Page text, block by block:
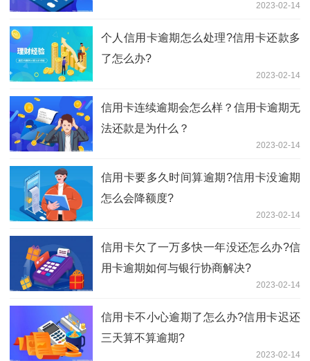
2023-02-14
个人信用卡逾期怎么处理?信用卡还款多
了怎么办?
2023-02-14
信用卡连续逾期会怎么样？信用卡逾期无
法还款是为什么？
2023-02-14
信用卡要多久时间算逾期?信用卡没逾期
怎么会降额度?
2023-02-14
信用卡欠了一万多快一年没还怎么办?信
用卡逾期如何与银行协商解决?
2023-02-14
信用卡不小心逾期了怎么办?信用卡迟还
三天算不算逾期?
2023-02-14